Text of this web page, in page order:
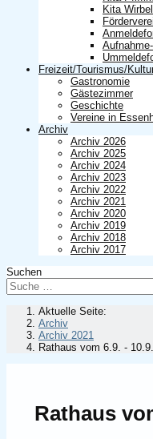
Kita
Freizeit/Tourismus/
Gastronomie
Gästezimmer
Geschichte
Vereine in
Archiv
Archiv 2026
Archiv 2025
Archiv 2024
Archiv 2023
Archiv 2022
Archiv 2021
Archiv 2020
Archiv 2019
Archiv 2018
Archiv 2017
Suchen
Aktuelle Seite:
Archiv
Archiv 2021
Rathaus vom 6.9. -
Rathaus